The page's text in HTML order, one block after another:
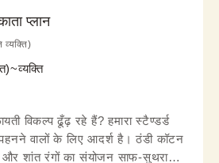
प्लान
व्यक्ति
विकल्प ढूँढ़ रहे हैं? हमारा स्टैण्डर्ड
पहनने वालों के लिए आदर्श है। ठंडी कॉटन
और शांत रंगों का संयोजन साफ-सुथरा